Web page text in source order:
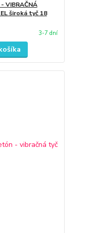
VIBRAČNÁ
široká tyč 18
3-7 dní